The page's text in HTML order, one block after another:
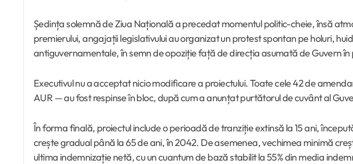
Ședința solemnă de Ziua Națională a precedat momentul politic-cheie, însă
premierului, angajații legislativului au organizat un protest spontan pe holuri,
antiguvernamentale, în semn de opoziție față de direcția asumată de Guvern
Executivul nu a acceptat nicio modificare a proiectului. Toate cele 42 de
AUR — au fost respinse în bloc, după cum a anunțat purtătorul de cuvânt al
În forma finală, proiectul include o perioadă de tranziție extinsă la 15 ani,
crește gradual până la 65 de ani, în 2042. De asemenea, vechimea minimă
ultima indemnizație netă, cu un cuantum de bază stabilit la 55% din media